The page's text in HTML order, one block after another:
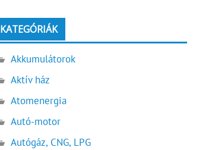
KATEGÓRIÁK
Akkumulátorok
Aktív ház
Atomenergia
Autó-motor
Autógáz, CNG, LPG